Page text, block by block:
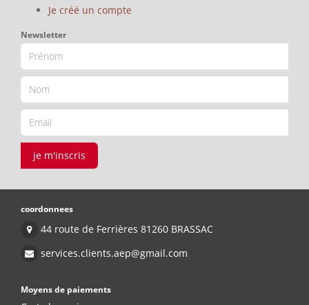
Je créé un compte
Newsletter
je m'inscris
coordonnees
44 route de Ferrières 81260 BRASSAC
services.clients.aep@gmail.com
Moyens de paiements